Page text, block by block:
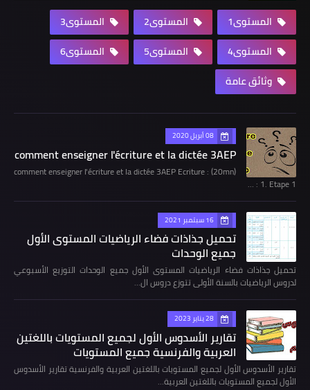
المستوى1 المستوى2
المستوى3
المستوى4
المستوى5
المستوى6
وثائق عامة
08 أبريل 2020
comment enseigner l'écriture et la dictée 3AEP
comment enseigner l'écriture et la dictée 3AEP Ecriture : (20mn)
1. Etape 1 : …
16 سبتمبر 2021
تحميل جذاذات فضاء الرياضيات المستوى الأول
جميع الوحدات
تحميل جذاذات فضاء الرياضيات المستوى الأول جميع الوحدات التوزيع الأسبوعي
لدروس الرياضيات بالسنة الأولى تتوزع دروس ال…
28 يناير 2023
تقارير الأسدوس الأول لجميع المستويات باللغتين
العربية والفرنسية جميع المستويات
تقارير الأسدوس الأول لجميع المستويات باللغتين العربية والفرنسية تقارير الأسدوس
الأول لجميع المستويات باللغتين العربية…